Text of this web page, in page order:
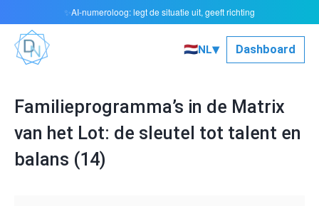
🇳🇱NL▾ Dashboard
Familieprogramma’s in de Matrix
van het Lot: de sleutel tot talent en
balans (14)
✨AI-numeroloog: legt de situatie uit, geeft richting